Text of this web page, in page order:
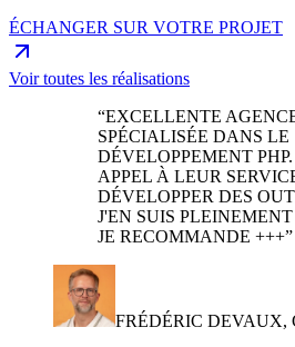
ÉCHANGER SUR VOTRE PROJET
Voir toutes les réalisations
“EXCELLENTE
SPÉCIALISÉE DANS LE
DÉVELOPPEMENT
APPEL À LEUR
DÉVELOPPER DES
J'EN SUIS
JE RECOMMANDE +++”
FRÉDÉRIC DEVAUX,